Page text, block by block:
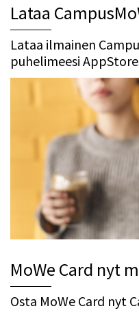
Lataa
Lataa ilmainen
puhelimeesi
MoWe Card nyt
Osta MoWe Card nyt